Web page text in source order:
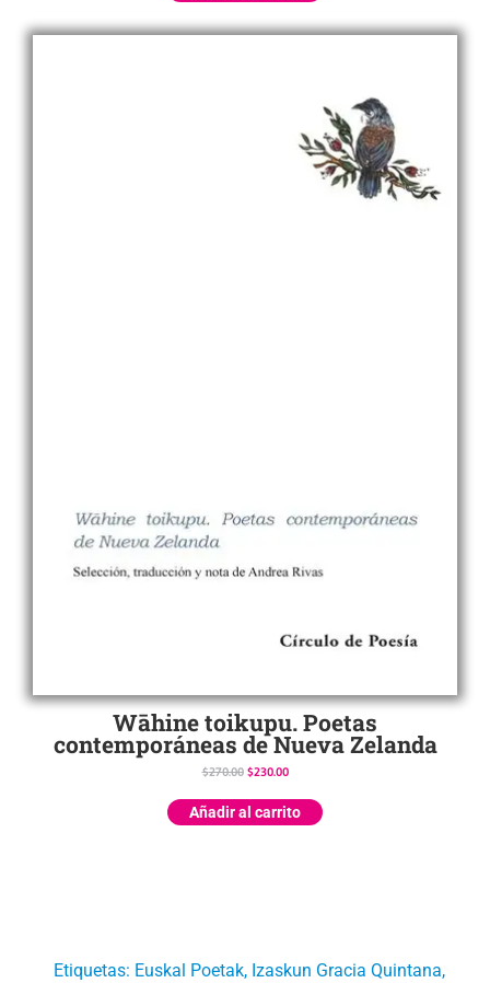
Wāhine toikupu. Poetas
contemporáneas de Nueva Zelanda
$270.00 $230.00
Añadir al carrito
Etiquetas: Euskal Poetak, Izaskun Gracia Quintana,